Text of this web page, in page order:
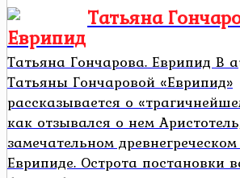
Татьяна
Еврипид
Татьяна Гончарова. Еврипид В
Татьяны Гончаровой «Еврипид»
рассказывается о
как отзывался о нем
замечательном
Еврипиде. Острота постановки